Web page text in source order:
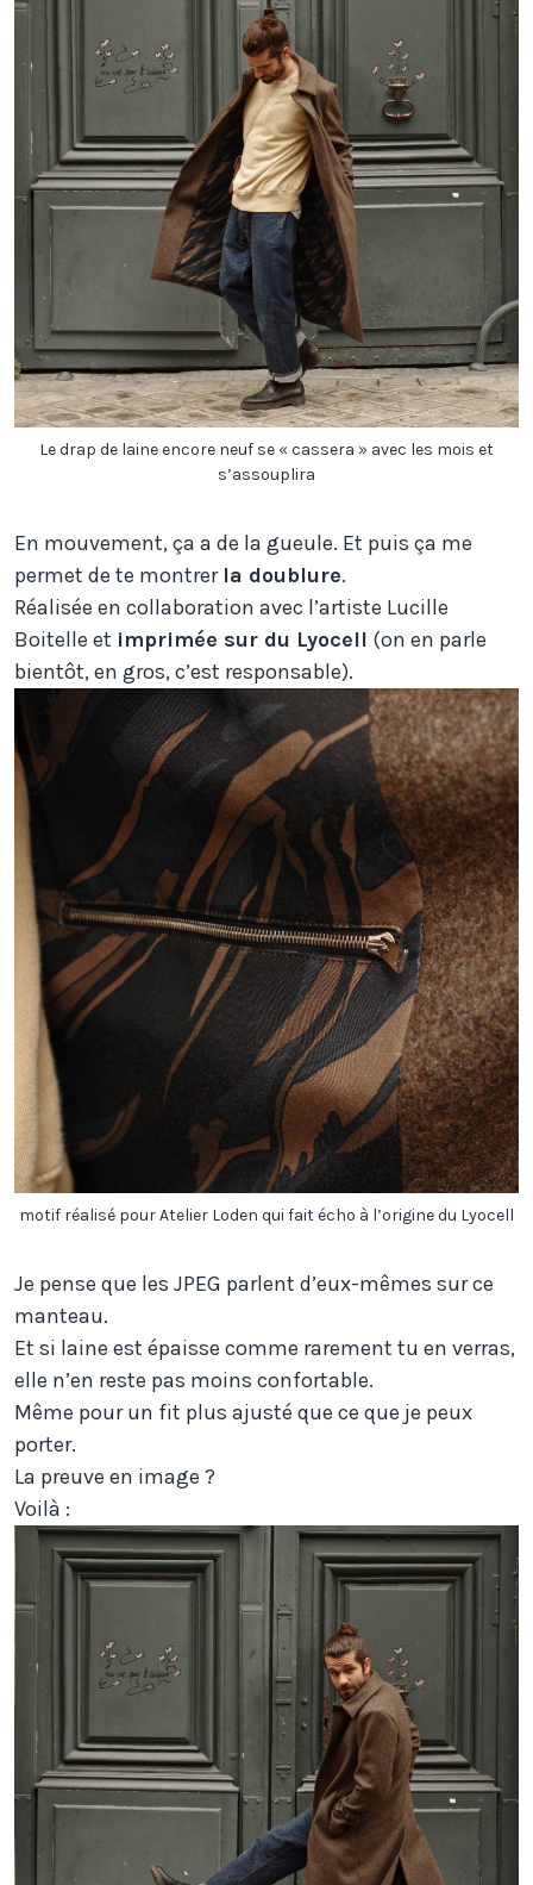
Le drap de laine encore neuf se « cassera » avec les mois et
s’assouplira
En mouvement, ça a de la gueule. Et puis ça me
permet de te montrer la doublure.
Réalisée en collaboration avec l’artiste Lucille
Boitelle et imprimée sur du Lyocell (on en parle
bientôt, en gros, c’est responsable).
motif réalisé pour Atelier Loden qui fait écho à l’origine du Lyocell
Je pense que les JPEG parlent d’eux-mêmes sur ce
manteau.
Et si laine est épaisse comme rarement tu en verras,
elle n’en reste pas moins confortable.
Même pour un fit plus ajusté que ce que je peux
porter.
La preuve en image ?
Voilà :